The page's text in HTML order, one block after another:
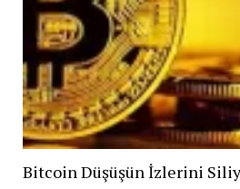
Bitcoin Düşüşün İzlerini